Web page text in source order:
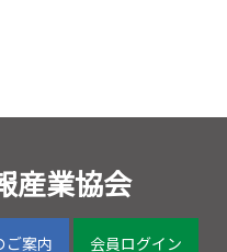
産業協会
ご案内 会員ログイン